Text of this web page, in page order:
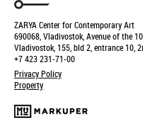
ZARYA Center for Contemporary Art
690068, Vladivostok, Avenue of the
Vladivostok, 155, bld 2, entrance 10,
+7 423 231-71-00
Privacy Policy
Property